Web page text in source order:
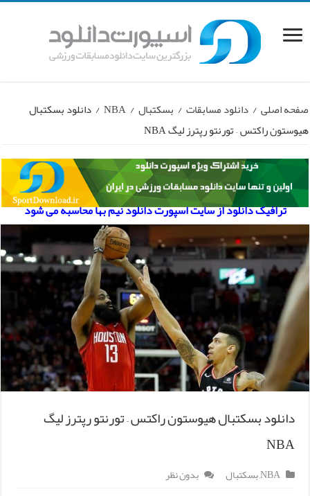
صفحه اصلی / دانلود مسابقات / بسکتبال /
NBA
/ دانلود بسکتبال
هیوستون راکتس – تورنتو رپترز لیگ NBA
ترافیک دانلود از سایت اسپورت دانلود نیم بها محاسبه می شود
دانلود بسکتبال هیوستون راکتس – تورنتو رپترز لیگ
NBA
NBA
,بسکتبال بدون نظر